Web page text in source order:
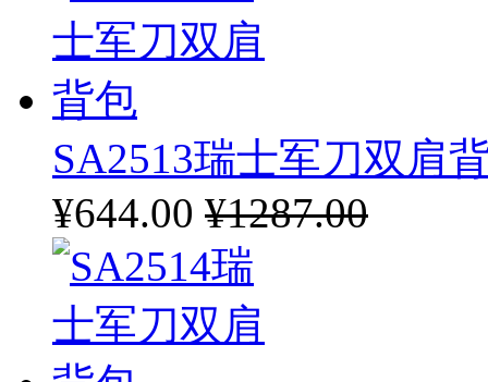
SA2513瑞士军刀双肩
¥644.00 ¥1287.00